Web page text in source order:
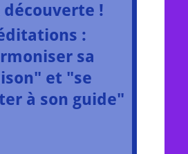
découverte !
:
sa
et "se
à son guide"